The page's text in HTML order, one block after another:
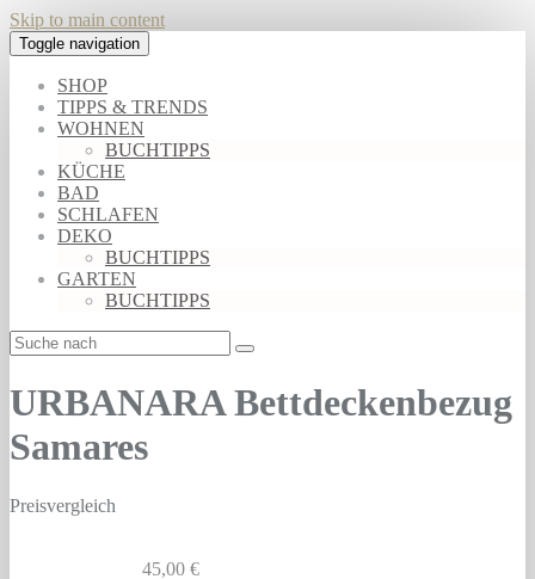
Skip to main content
Toggle navigation
SHOP
TIPPS & TRENDS
WOHNEN
BUCHTIPPS
KÜCHE
BAD
SCHLAFEN
DEKO
BUCHTIPPS
GARTEN
BUCHTIPPS
URBANARA Bettdeckenbezug
Samares
Preisvergleich
45,00 €